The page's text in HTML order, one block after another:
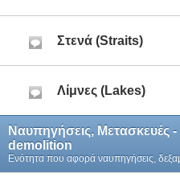
Στενά (Straits)
Λίμνες (Lakes)
Ναυπηγήσεις, Μετασκευές
demolition
Ενότητα που αφορά ναυπηγήσεις,